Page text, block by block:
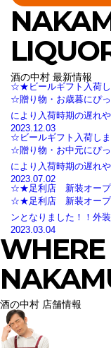
酒の中村 最新情報
☆★ビールギフト入荷
☆贈り物・お歳暮にぴ
により入荷時期の遅れ
2023.12.03
☆ビールギフト入荷し
☆贈り物・お中元にぴ
により入荷時期の遅れ
2023.07.02
☆★足利店 新装オー
☆★足利店 新装オープ
ンとなりました！！外
2023.03.04
WHERE
酒の中村 店舗情報